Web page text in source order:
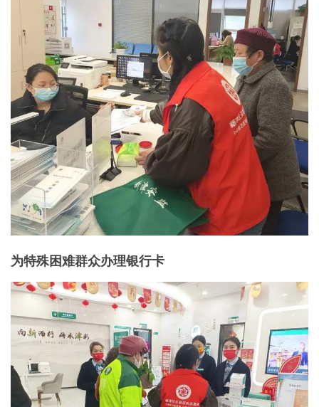
为特殊困难群众办理银行卡